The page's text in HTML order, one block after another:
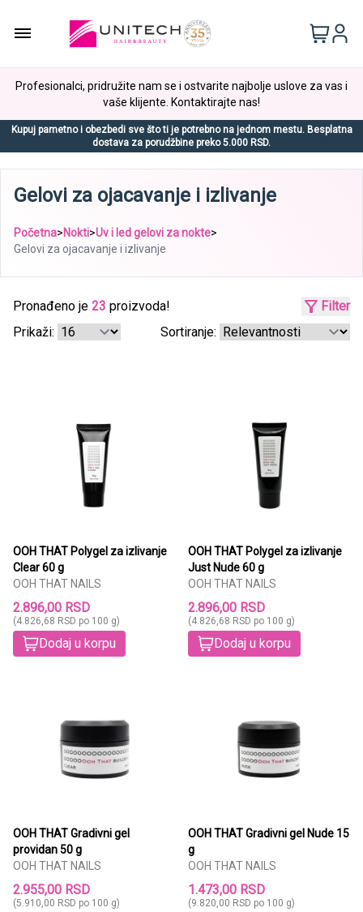
Profesionalci, pridružite nam se i ostvarite najbolje uslove za vas i
vaše klijente. Kontaktirajte nas!
Kupuj pametno i obezbedi sve što ti je potrebno na jednom mestu. Besplatna
dostava za porudžbine preko 5.000 RSD.
Gelovi za ojacavanje i izlivanje
Početna>Nokti>Uv i led gelovi za nokte>
Gelovi za ojacavanje i izlivanje
Pronađeno je 23 proizvoda!
Filter
Prikaži:
Sortiranje:
OOH THAT Polygel za izlivanje
Clear 60 g
OOH THAT NAILS
2.896,00 RSD
(4.826,68 RSD po 100 g)
Dodaj u korpu
OOH THAT Polygel za izlivanje
Just Nude 60 g
OOH THAT NAILS
2.896,00 RSD
(4.826,68 RSD po 100 g)
Dodaj u korpu
OOH THAT Gradivni gel
providan 50 g
OOH THAT NAILS
2.955,00 RSD
(5.910,00 RSD po 100 g)
OOH THAT Gradivni gel Nude 15
g
OOH THAT NAILS
1.473,00 RSD
(9.820,00 RSD po 100 g)